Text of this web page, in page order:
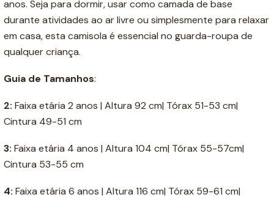
anos. Seja para dormir, usar como camada de base
durante atividades ao ar livre ou simplesmente para relaxar
em casa, esta camisola é essencial no guarda-roupa de
qualquer criança.
Guia de Tamanhos:
2: Faixa etária 2 anos | Altura 92 cm| Tórax 51-53 cm|
Cintura 49-51 cm
3: Faixa etária 4 anos | Altura 104 cm| Tórax 55-57cm|
Cintura 53-55 cm
4: Faixa etária 6 anos | Altura 116 cm| Tórax 59-61 cm|